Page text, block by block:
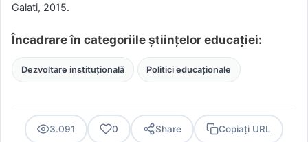
Galati, 2015.
Încadrare în categoriile științelor educației:
Dezvoltare instituțională Politici educaționale
3.091 0 Share Copiați URL